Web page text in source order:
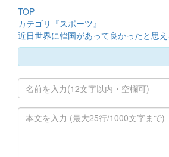
TOP
カテゴリ『スポーツ』
近日世界に韓国があって良かったと思